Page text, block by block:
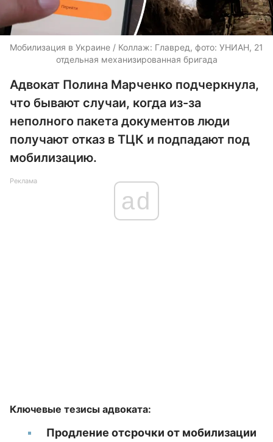
Мобилизация в Украине / Коллаж: Главред, фото: УНИАН, 21
отдельная механизированная бригада
Адвокат Полина Марченко подчеркнула,
что бывают случаи, когда из-за
неполного пакета документов люди
получают отказ в ТЦК и подпадают под
мобилизацию.
Реклама
ad
Ключевые тезисы адвоката:
Продление отсрочки от мобилизации